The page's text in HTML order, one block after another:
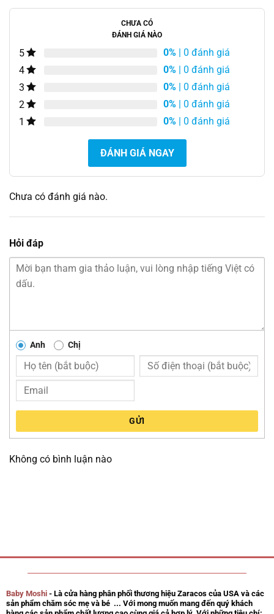
CHƯA CÓ
ĐÁNH GIÁ NÀO
5 0% | 0 đánh giá
4
0% | 0 đánh giá
3
0% | 0 đánh giá
2
0% | 0 đánh giá
1
0% | 0 đánh giá
ĐÁNH GIÁ NGAY
Chưa có đánh giá nào.
Hỏi đáp
Anh Chị
GỬI
Không có bình luận nào
Baby Moshi- Là cửa hàng phân phối thương hiệu Zaracos của USA và các
sản phẩm chăm sóc mẹ và bé ... Với mong muốn mang đến quý khách